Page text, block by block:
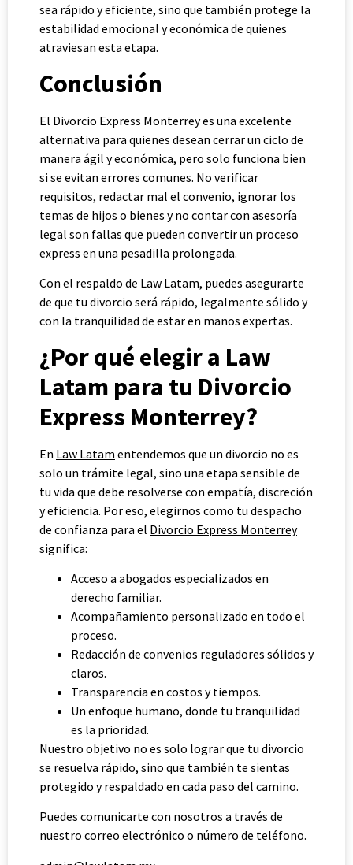
sea rápido y eficiente, sino que también protege la
estabilidad emocional y económica de quienes
atraviesan esta etapa.
Conclusión
El Divorcio Express Monterrey es una excelente
alternativa para quienes desean cerrar un ciclo de
manera ágil y económica, pero solo funciona bien
si se evitan errores comunes. No verificar
requisitos, redactar mal el convenio, ignorar los
temas de hijos o bienes y no contar con asesoría
legal son fallas que pueden convertir un proceso
express en una pesadilla prolongada.
Con el respaldo de Law Latam, puedes asegurarte
de que tu divorcio será rápido, legalmente sólido y
con la tranquilidad de estar en manos expertas.
¿Por qué elegir a Law
Latam para tu Divorcio
Express Monterrey?
En Law Latam entendemos que un divorcio no es
solo un trámite legal, sino una etapa sensible de
tu vida que debe resolverse con empatía, discreción
y eficiencia. Por eso, elegirnos como tu despacho
de confianza para el Divorcio Express Monterrey
significa:
Acceso a abogados especializados en
derecho familiar.
Acompañamiento personalizado en todo el
proceso.
Redacción de convenios reguladores sólidos y
claros.
Transparencia en costos y tiempos.
Un enfoque humano, donde tu tranquilidad
es la prioridad.
Nuestro objetivo no es solo lograr que tu divorcio
se resuelva rápido, sino que también te sientas
protegido y respaldado en cada paso del camino.
Puedes comunicarte con nosotros a través de
nuestro correo electrónico o número de teléfono.